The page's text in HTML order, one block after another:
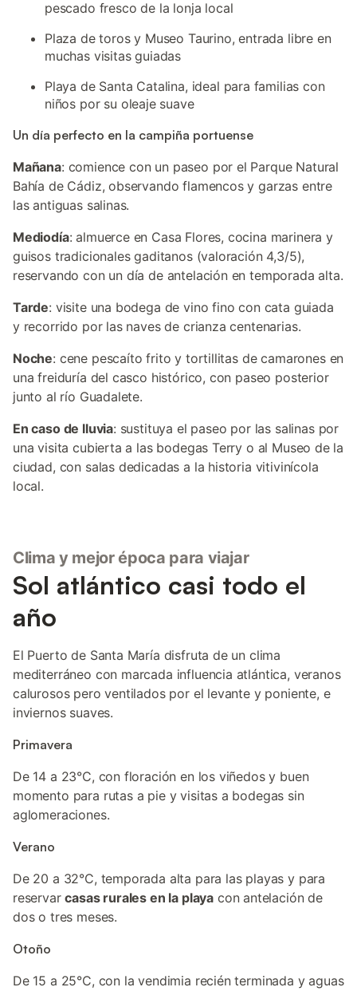
pescado fresco de la lonja local
Plaza de toros y Museo Taurino, entrada libre en
muchas visitas guiadas
Playa de Santa Catalina, ideal para familias con
niños por su oleaje suave
Un día perfecto en la campiña portuense
Mañana: comience con un paseo por el Parque Natural
Bahía de Cádiz, observando flamencos y garzas entre
las antiguas salinas.
Mediodía: almuerce en Casa Flores, cocina marinera y
guisos tradicionales gaditanos (valoración 4,3/5),
reservando con un día de antelación en temporada alta.
Tarde: visite una bodega de vino fino con cata guiada
y recorrido por las naves de crianza centenarias.
Noche: cene pescaíto frito y tortillitas de camarones en
una freiduría del casco histórico, con paseo posterior
junto al río Guadalete.
En caso de lluvia: sustituya el paseo por las salinas por
una visita cubierta a las bodegas Terry o al Museo de la
ciudad, con salas dedicadas a la historia vitivinícola
local.
Clima y mejor época para viajar
Sol atlántico casi todo el
año
El Puerto de Santa María disfruta de un clima
mediterráneo con marcada influencia atlántica, veranos
calurosos pero ventilados por el levante y poniente, e
inviernos suaves.
Primavera
De 14 a 23°C, con floración en los viñedos y buen
momento para rutas a pie y visitas a bodegas sin
aglomeraciones.
Verano
De 20 a 32°C, temporada alta para las playas y para
reservarcasas rurales en la playa con antelación de
dos o tres meses.
Otoño
De 15 a 25°C, con la vendimia recién terminada y aguas